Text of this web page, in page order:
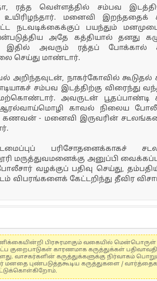
ரத்த வெள்ளத்தில் சம்பவ
உயிரிழந்தார். மனைவி இறந்ததைக்
நடவடிக்கைக்குப் பயந்தும்
அதே கத்தியால் தனது
இதில் அவரும் ரத்தப் போக்கால்
செய்து மாண்டார்.
அறிந்தவுடன், நாகர்கோவில் கூடுதல்
சம்பவ இடத்திற்கு விரைந்து
அவருடன் பூதப்பாண்டி
காவல் நிலைய
கணவன் - மனைவி இருவரின்
பரிசோதனைக்காகச்
மருத்துவமனைக்கு அனுப்பி
வழக்குப் பதிவு செய்து,
விபரங்களைக் கேட்டறிந்து தீவிர
பிரசுரமாகும் வகையில் மென்பொருள்
குறைபாடுகள் காரணமாக கருத்துக்கள்
வாசகர்களின் கருத்துக்களுக்கு நிர்வாகம்
மனதை புண்படுத்தகூடிய கருத்துகளை /